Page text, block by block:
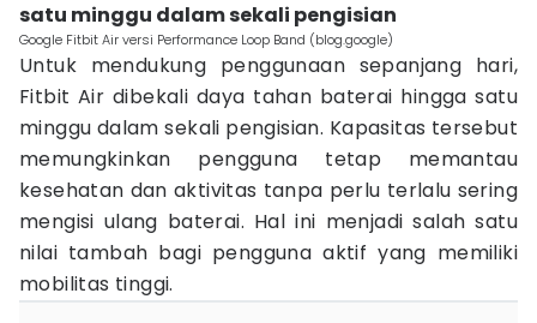
satu minggu dalam sekali pengisian
Google Fitbit Air versi Performance Loop Band (blog.google)
Untuk mendukung penggunaan sepanjang hari,
Fitbit Air dibekali daya tahan baterai hingga satu
minggu dalam sekali pengisian. Kapasitas tersebut
memungkinkan pengguna tetap memantau
kesehatan dan aktivitas tanpa perlu terlalu sering
mengisi ulang baterai. Hal ini menjadi salah satu
nilai tambah bagi pengguna aktif yang memiliki
mobilitas tinggi.